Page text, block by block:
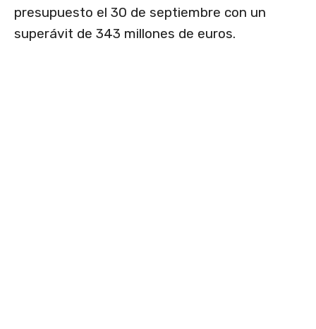
presupuesto el 30 de septiembre con un
superávit de 343 millones de euros.